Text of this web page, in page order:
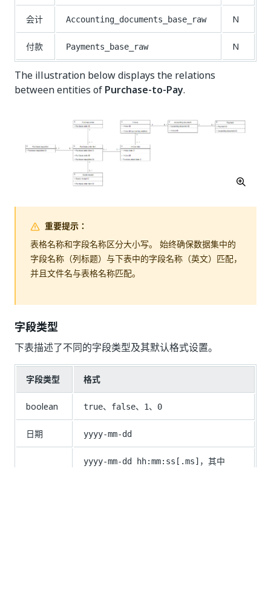
会计 Accounting_documents_base_raw N
付款 Payments_base_raw N
The illustration below displays the relations
between entities of Purchase-to-Pay.
重要提示：
表格名称和字段名称区分大小写。 始终确保数据集中的
字段名称（列标题）与下表中的字段名称（英文）匹配，
并且文件名与表格名称匹配。
字段类型
下表描述了不同的字段类型及其默认格式设置。
字段类型 格式
boolean true、 false、 1、 0
日期 yyyy-mm-dd
yyyy-mm-dd hh:mm:ss[.ms] ，其中